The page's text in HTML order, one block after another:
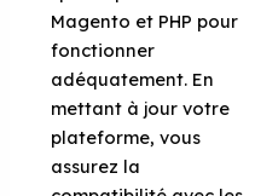
Magento et PHP pour
fonctionner
adéquatement. En
mettant à jour votre
plateforme, vous
assurez la